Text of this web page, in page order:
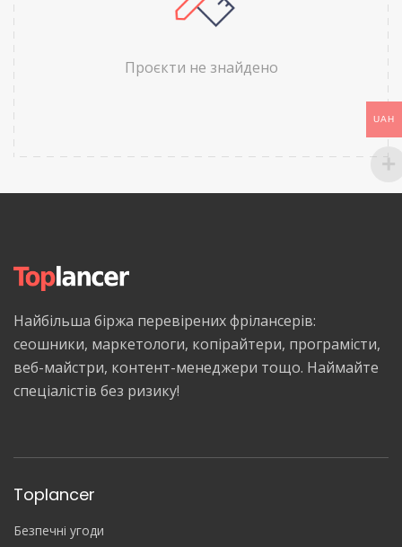
Проєкти не знайдено
Найбільша біржа перевірених фрілансерів:
сеошники, маркетологи, копірайтери, програмісти,
веб-майстри, контент-менеджери тощо. Наймайте
спеціалістів без ризику!
Toplancer
Безпечні угоди
UAH